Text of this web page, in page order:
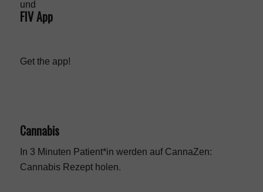
FIV App
Get the app!
Cannabis
In 3 Minuten Patient*in werden auf CannaZen:
Cannabis Rezeptholen.